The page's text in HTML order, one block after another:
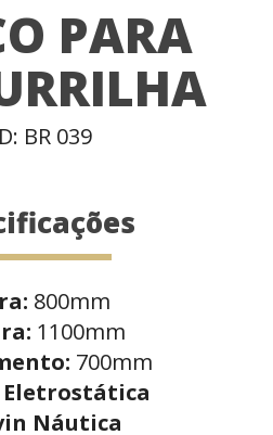
PARA
BR 039
800mm
1100mm
700mm
Náutica